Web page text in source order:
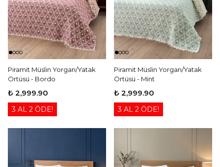
Piramit Müslin Yorgan/Yatak
Örtüsü - Bordo
₺ 2,999.90
3 AL 2 ÖDE!
Piramit Müslin Yorgan/Yatak
Örtüsü - Mint
₺ 2,999.90
3 AL 2 ÖDE!